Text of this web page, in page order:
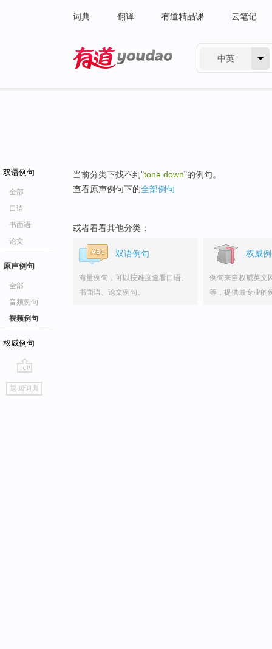
词典 翻译 有道精品课 云笔记
中英
双语例句
全部
口语
书面语
论文
原声例句
全部
音频例句
视频例句
权威例句
go
top
返回词典
当前分类下找不到"tone down"的例句。
查看原声例句下的全部例句
或者看看其他分类：
双语例句
海量例句，可以按难度查看口语、
书面语、论文例句。
权威
例句来自权威英文
等，提供最专业的